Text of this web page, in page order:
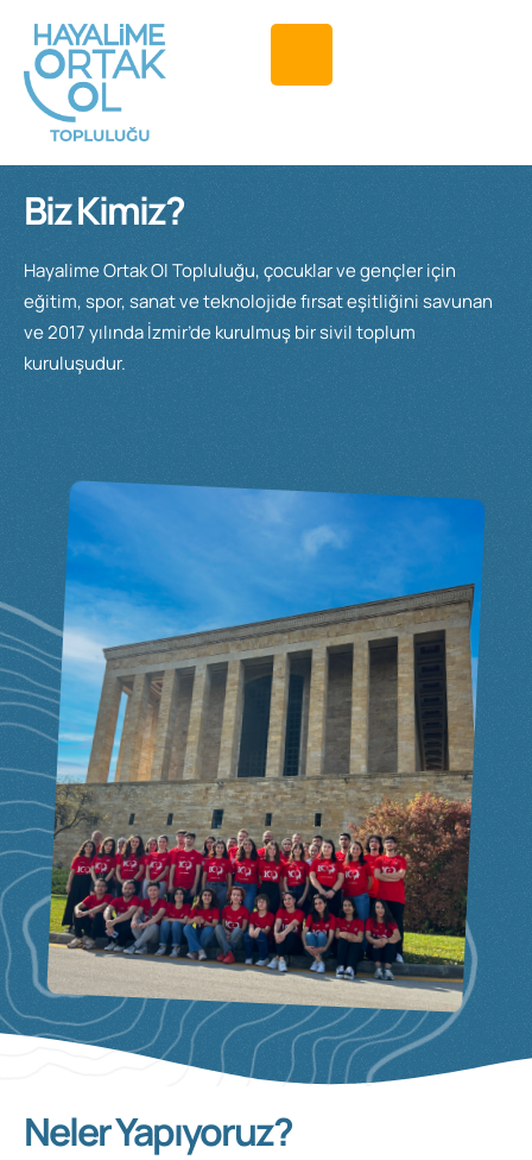
Biz Kimiz?
Hayalime Ortak Ol Topluluğu, çocuklar ve gençler için
eğitim, spor, sanat ve teknolojide fırsat eşitliğini savunan
ve 2017 yılında İzmir’de kurulmuş bir sivil toplum
kuruluşudur.
Neler Yapıyoruz?